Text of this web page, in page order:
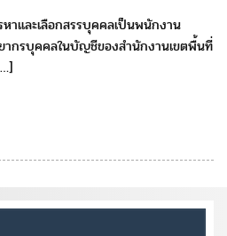
าและเลือกสรรบุคคลเป็นพนักงาน
ากรบุคคลในบัญชีของสำนักงานเขตพื้นที่